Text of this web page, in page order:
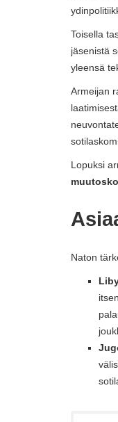
Toisella
jäsenistä
yleensä
Armeijan
Lopuksi
Naton